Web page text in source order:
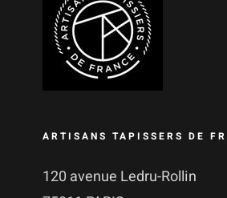
ARTISANS TAPISSERS DE
120 avenue Ledru-Rollin